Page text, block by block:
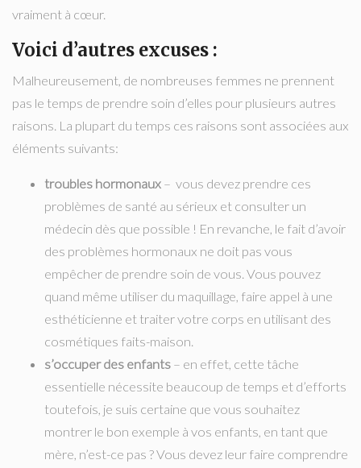
vraiment à cœur.
Voici d’autres excuses :
Malheureusement, de nombreuses femmes ne prennent
pas le temps de prendre soin d’elles pour plusieurs autres
raisons. La plupart du temps ces raisons sont associées aux
éléments suivants:
troubles hormonaux – vous devez prendre ces
problèmes de santé au sérieux et consulter un
médecin dès que possible ! En revanche, le fait d’avoir
des problèmes hormonaux ne doit pas vous
empêcher de prendre soin de vous. Vous pouvez
quand même utiliser du maquillage, faire appel à une
esthéticienne et traiter votre corps en utilisant des
cosmétiques faits-maison.
s’occuper des enfants – en effet, cette tâche
essentielle nécessite beaucoup de temps et d’efforts
toutefois, je suis certaine que vous souhaitez
montrer le bon exemple à vos enfants, en tant que
mère, n’est-ce pas ? Vous devez leur faire comprendre